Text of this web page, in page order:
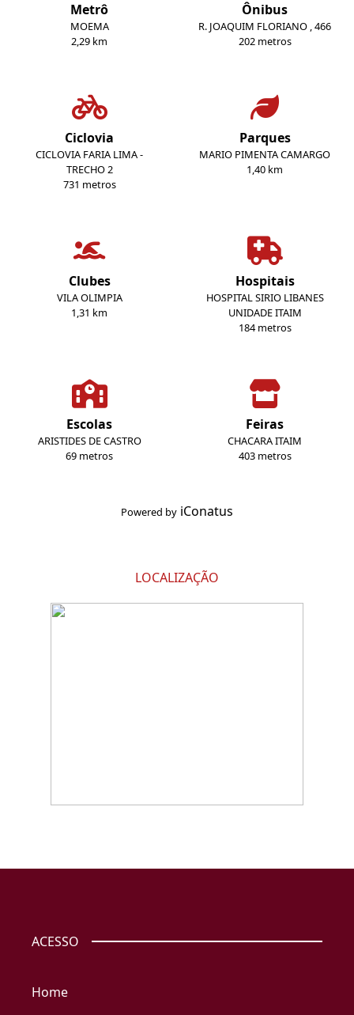
Metrô
MOEMA
2,29 km
Ônibus
R. JOAQUIM FLORIANO , 466
202 metros
Ciclovia
CICLOVIA FARIA LIMA -
TRECHO 2
731 metros
Parques
MARIO PIMENTA CAMARGO
1,40 km
Clubes
VILA OLIMPIA
1,31 km
Hospitais
HOSPITAL SIRIO LIBANES
UNIDADE ITAIM
184 metros
Escolas
ARISTIDES DE CASTRO
69 metros
Feiras
CHACARA ITAIM
403 metros
Powered by iConatus
LOCALIZAÇÃO
ACESSO
Home